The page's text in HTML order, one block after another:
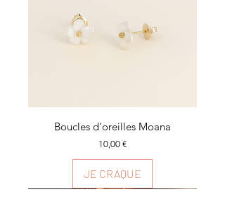
Boucles d'oreilles Moana
Prix
10,00 €
JE CRAQUE